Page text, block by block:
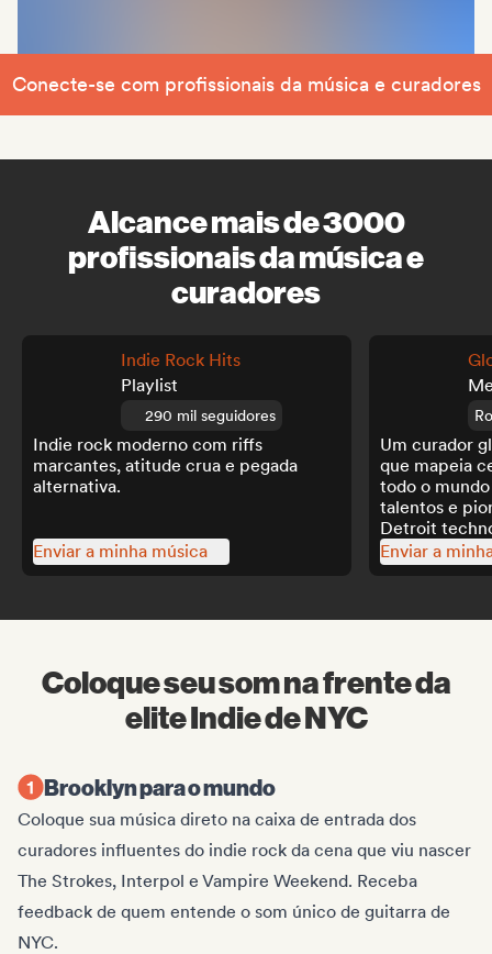
Conecte-se com profissionais da música e curadores
Alcance mais de 3000
profissionais da música e
curadores
Indie Rock Hits
Playlist
290 mil seguidores
Indie rock moderno com riffs
marcantes, atitude crua e pegada
alternativa.
Enviar a minha música
Um curador
que mapeia
todo o
talentos e
Detroit
meio de
comunidade.
Enviar a
Coloque seu som na frente da
elite Indie de NYC
Brooklyn para o mundo
Coloque sua música direto na caixa de entrada dos
curadores influentes do indie rock da cena que viu nascer
The Strokes, Interpol e Vampire Weekend. Receba
feedback de quem entende o som único de guitarra de
NYC.